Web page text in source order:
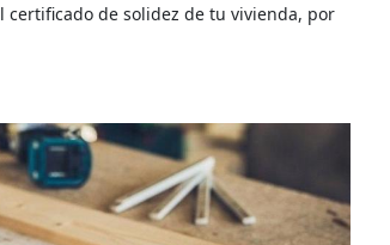
certificado de solidez de tu vivienda, por